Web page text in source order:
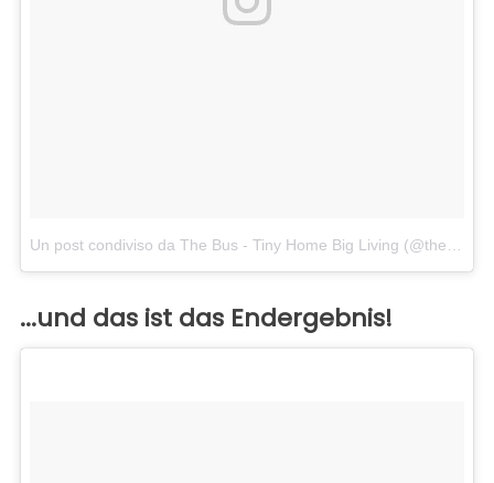
...und das ist das Endergebnis!